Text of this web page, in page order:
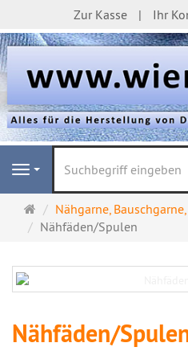
Zur Kasse Ihr
Navigation
Startseite
Nähgarne,
Nähfäden/Spulen
Nähfäden/